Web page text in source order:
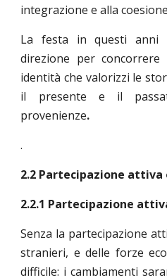
integrazione e alla
La festa in questi anni
direzione per
identità che valorizzi le
il presente e il
provenienze.
.
2.2 Partecipazione attiva
2.2.1 Partecipazione
Senza la partecipazione
stranieri, e delle forze
difficile: i cambiamenti